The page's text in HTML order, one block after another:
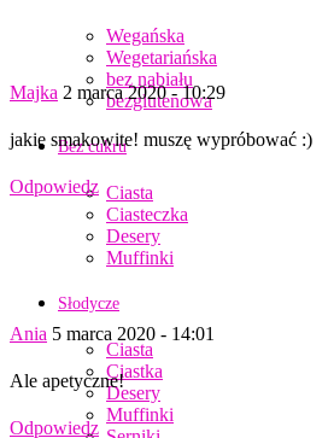
Wegańska
Wegetariańska
bez nabiału
bezglutenowa
Bez cukru
Ciasta
Ciasteczka
Desery
Muffinki
Słodycze
Ciasta
Ciastka
Desery
Muffinki
Majka 2 marca 2020 - 10:29
jakie smakowite! muszę wypróbować :)
Odpowiedz
Ania 5 marca 2020 - 14:01
Ale apetyczne!
Odpowiedz